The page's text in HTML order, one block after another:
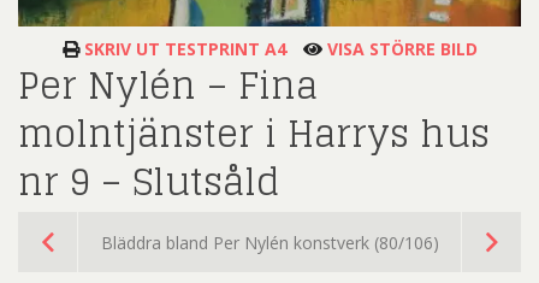
SKRIV UT TESTPRINT A4 VISA STÖRRE BILD
Per Nylén – Fina
molntjänster i Harrys hus
nr 9 – Slutsåld
Bläddra bland Per Nylén konstverk (80/106)